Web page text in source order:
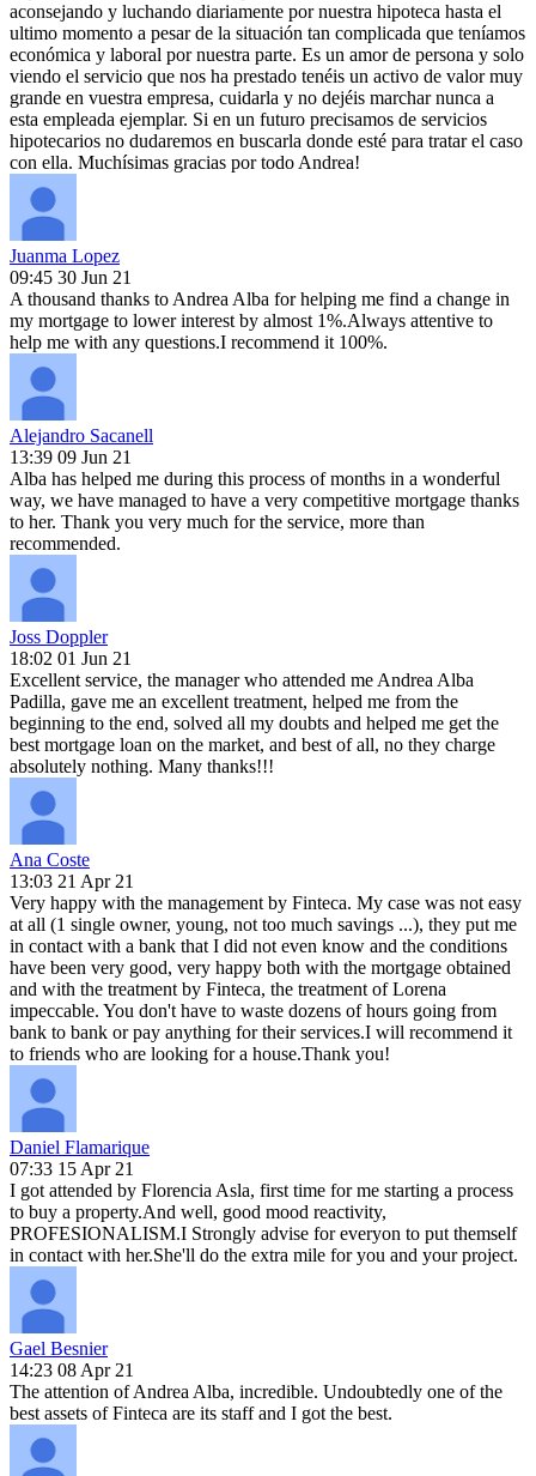
aconsejando y luchando diariamente por nuestra hipoteca hasta el
ultimo momento a pesar de la situación tan complicada que teníamos
económica y laboral por nuestra parte. Es un amor de persona y solo
viendo el servicio que nos ha prestado tenéis un activo de valor muy
grande en vuestra empresa, cuidarla y no dejéis marchar nunca a
esta empleada ejemplar. Si en un futuro precisamos de servicios
hipotecarios no dudaremos en buscarla donde esté para tratar el caso
con ella. Muchísimas gracias por todo Andrea!
Juanma Lopez
09:45 30 Jun 21
A thousand thanks to Andrea Alba for helping me find a change in
my mortgage to lower interest by almost 1%.Always attentive to
help me with any questions.I recommend it 100%.
Alejandro Sacanell
13:39 09 Jun 21
Alba has helped me during this process of months in a wonderful
way, we have managed to have a very competitive mortgage thanks
to her. Thank you very much for the service, more than
recommended.
Joss Doppler
18:02 01 Jun 21
Excellent service, the manager who attended me Andrea Alba
Padilla, gave me an excellent treatment, helped me from the
beginning to the end, solved all my doubts and helped me get the
best mortgage loan on the market, and best of all, no they charge
absolutely nothing. Many thanks!!!
Ana Coste
13:03 21 Apr 21
Very happy with the management by Finteca. My case was not easy
at all (1 single owner, young, not too much savings ...), they put me
in contact with a bank that I did not even know and the conditions
have been very good, very happy both with the mortgage obtained
and with the treatment by Finteca, the treatment of Lorena
impeccable. You don't have to waste dozens of hours going from
bank to bank or pay anything for their services.I will recommend it
to friends who are looking for a house.Thank you!
Daniel Flamarique
07:33 15 Apr 21
I got attended by Florencia Asla, first time for me starting a process
to buy a property.And well, good mood reactivity,
PROFESIONALISM.I Strongly advise for everyon to put themself
in contact with her.She'll do the extra mile for you and your project.
Gael Besnier
14:23 08 Apr 21
The attention of Andrea Alba, incredible. Undoubtedly one of the
best assets of Finteca are its staff and I got the best.